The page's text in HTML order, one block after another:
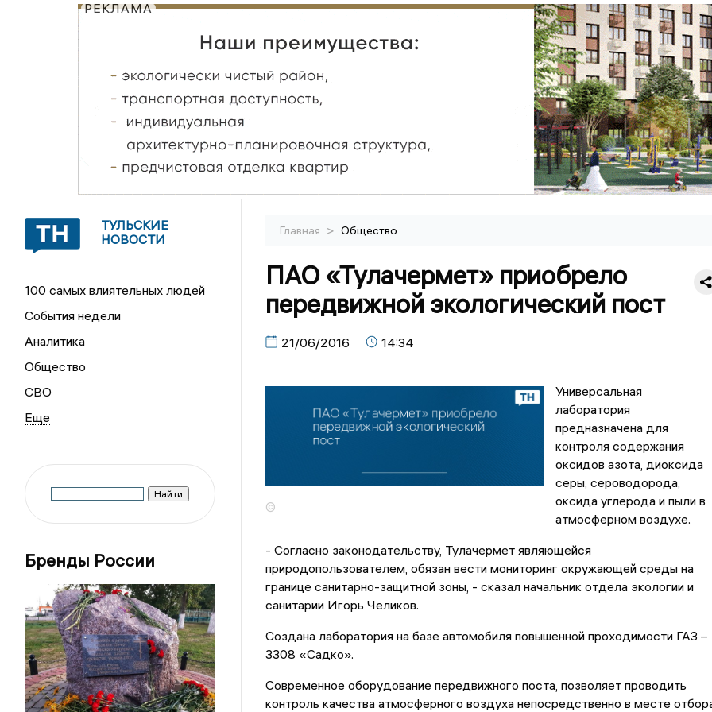
РЕКЛАМА
ТУЛЬСКИЕ
НОВОСТИ
100 самых влиятельных людей
События недели
Аналитика
Общество
СВО
Бренды России
Главная > Общество
ПАО «Тулачермет» приобрело
передвижной экологический пост
21/06/2016 14:34
©
Универсальная
лаборатория
предназначена для
контроля содержания
оксидов азота, диоксида
серы, сероводорода,
оксида углерода и пыли в
атмосферном воздухе.
- Согласно законодательству, Тулачермет являющейся
природопользователем, обязан вести мониторинг окружающей среды на
границе санитарно-защитной зоны, - сказал начальник отдела экологии и
санитарии Игорь Челиков.
Создана лаборатория на базе автомобиля повышенной проходимости ГАЗ –
3308 «Садко».
Современное оборудование передвижного поста, позволяет проводить
контроль качества атмосферного воздуха непосредственно в месте